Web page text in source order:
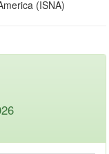
(ISNA)